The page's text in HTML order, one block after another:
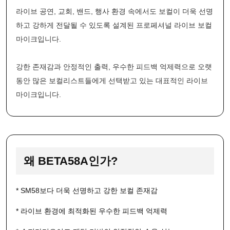
라이브 공연, 교회, 밴드, 행사 환경 속에서도 보컬이 더욱 선명
하고 강하게 전달될 수 있도록 설계된 프로페셔널 라이브 보컬
마이크입니다.
강한 존재감과 안정적인 출력, 우수한 피드백 억제력으로 오랫
동안 많은 보컬리스트들에게 선택받고 있는 대표적인 라이브
마이크입니다.
왜 BETA58A인가?
* SM58보다 더욱 선명하고 강한 보컬 존재감
* 라이브 환경에 최적화된 우수한 피드백 억제력